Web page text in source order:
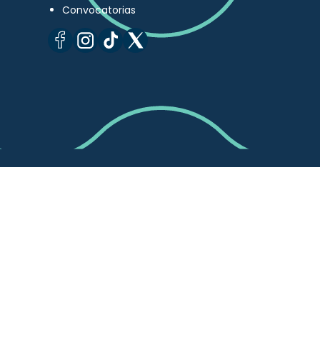
Convocatorias